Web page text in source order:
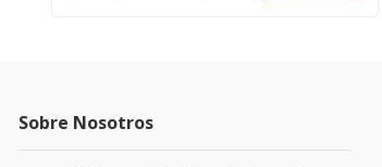
Sobre Nosotros